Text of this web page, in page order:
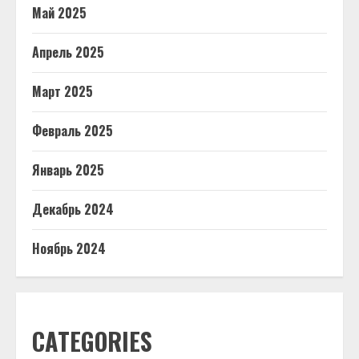
Май 2025
Апрель 2025
Март 2025
Февраль 2025
Январь 2025
Декабрь 2024
Ноябрь 2024
CATEGORIES